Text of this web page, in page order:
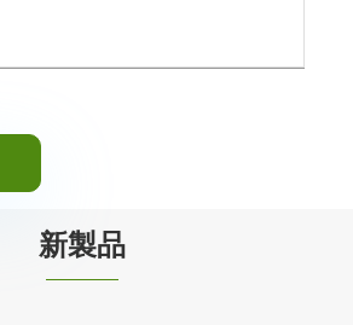
新製品